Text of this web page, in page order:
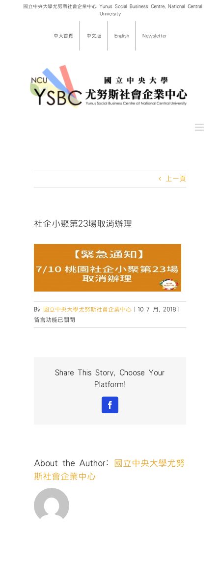
國立中央大學尤努斯社會企業中心 Yunus Social Business Centre, National Central
University
中大首頁 中文版 English Newsletter
上一頁
社企小聚第23場取消辦理
By 國立中央大學尤努斯社會企業中心 10 7 月, 2018
企
留言功能已關閉
Share This Story, Choose Your
Platform!
Facebook
About the Author:
國立中央大學尤努
斯社會企業中心